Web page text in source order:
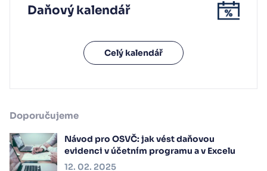
Daňový kalendář
Celý kalendář
Doporučujeme
Návod pro OSVČ: jak vést daňovou
evidenci v účetním programu a v Excelu
12. 02. 2025